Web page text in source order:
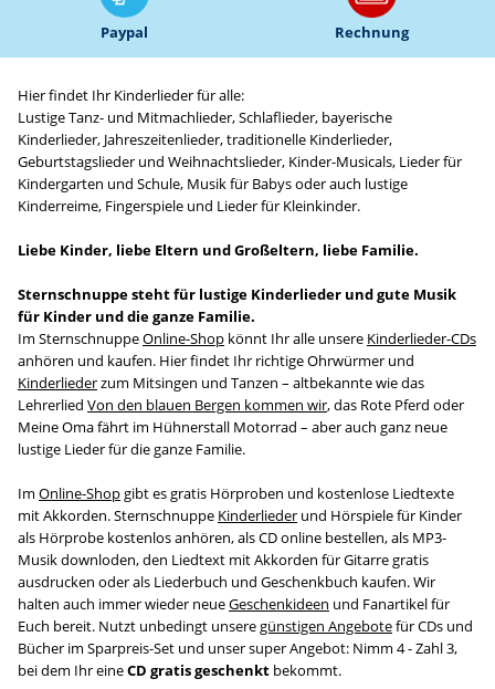
Paypal Rechnung
Hier findet Ihr Kinderlieder für alle:
Lustige Tanz- und Mitmachlieder, Schlaflieder, bayerische
Kinderlieder, Jahreszeitenlieder, traditionelle Kinderlieder,
Geburtstagslieder und Weihnachtslieder, Kinder-Musicals, Lieder für
Kindergarten und Schule, Musik für Babys oder auch lustige
Kinderreime, Fingerspiele und Lieder für Kleinkinder.
Liebe Kinder, liebe Eltern und Großeltern, liebe Familie.
Sternschnuppe steht für lustige Kinderlieder und gute Musik
für Kinder und die ganze Familie.
Im SternschnuppeOnline-Shop könnt Ihr alle unsere Kinderlieder-CDs
anhören und kaufen. Hier findet Ihr richtige Ohrwürmer und
Kinderliederzum Mitsingen und Tanzen – altbekannte wie das
Lehrerlied Von den blauen Bergen kommen wir, das Rote Pferd oder
Meine Oma fährt im Hühnerstall Motorrad – aber auch ganz neue
lustige Lieder für die ganze Familie.
Im Online-Shopgibt es gratis Hörproben und kostenlose Liedtexte
mit Akkorden. Sternschnuppe Kinderlieder und Hörspiele für Kinder
als Hörprobe kostenlos anhören, als CD online bestellen, als MP3-
Musik downloden, den Liedtext mit Akkorden für Gitarre gratis
ausdrucken oder als Liederbuch und Geschenkbuch kaufen. Wir
halten auch immer wieder neueGeschenkideen und Fanartikel für
Euch bereit. Nutzt unbedingt unseregünstigen Angebotefür CDs und
Bücher im Sparpreis-Set und unser super Angebot: Nimm 4 - Zahl 3,
bei dem Ihr eineCD gratis geschenkt bekommt.